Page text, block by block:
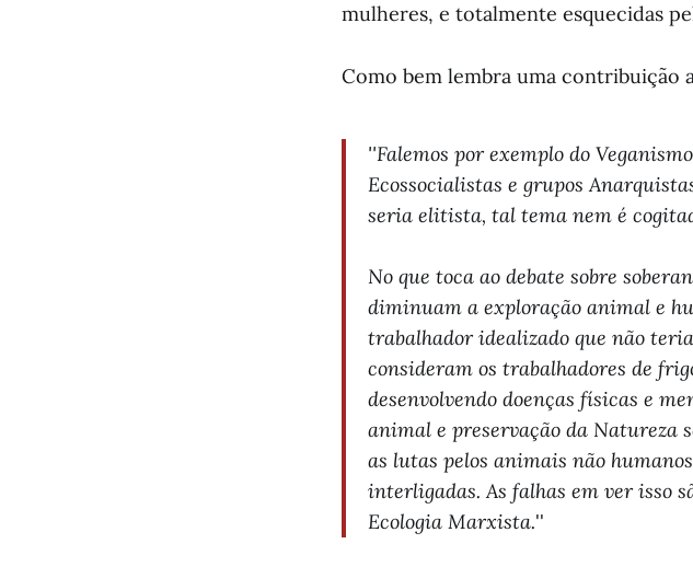
mulheres, e totalmente esquecidas
Como bem lembra uma contribuição
''Falemos por exemplo do
Ecossocialistas e grupos
seria elitista, tal tema nem é
No que toca ao debate sobre
diminuam a exploração animal e
trabalhador idealizado que não
consideram os trabalhadores de
desenvolvendo doenças físicas e
animal e preservação da Natureza
as lutas pelos animais não
interligadas. As falhas em ver isso
Ecologia Marxista.''